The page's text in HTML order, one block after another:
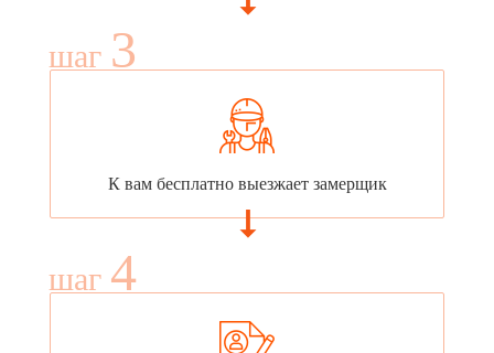
шаг 3
К вам бесплатно выезжает замерщик
шаг 4